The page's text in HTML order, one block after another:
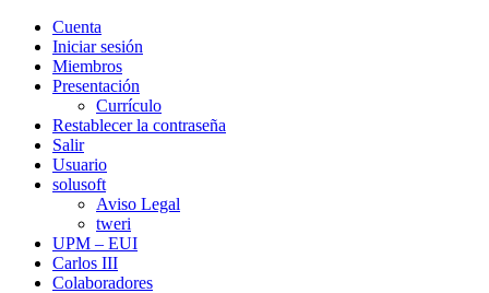
Cuenta
Iniciar sesión
Miembros
Presentación
Currículo
Restablecer la contraseña
Salir
Usuario
solusoft
Aviso Legal
tweri
UPM – EUI
Carlos III
Colaboradores